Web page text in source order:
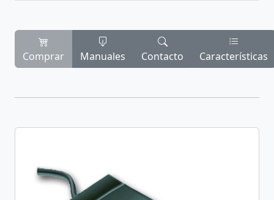
Comprar Manuales Contacto Características